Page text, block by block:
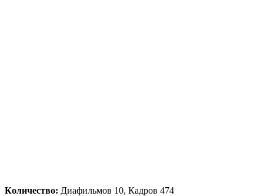
Кoличeствo: Диафильмов 10, Кадров 474